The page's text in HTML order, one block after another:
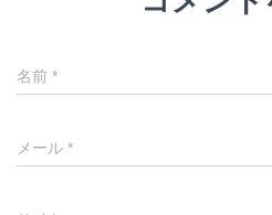
名前 *
メール *